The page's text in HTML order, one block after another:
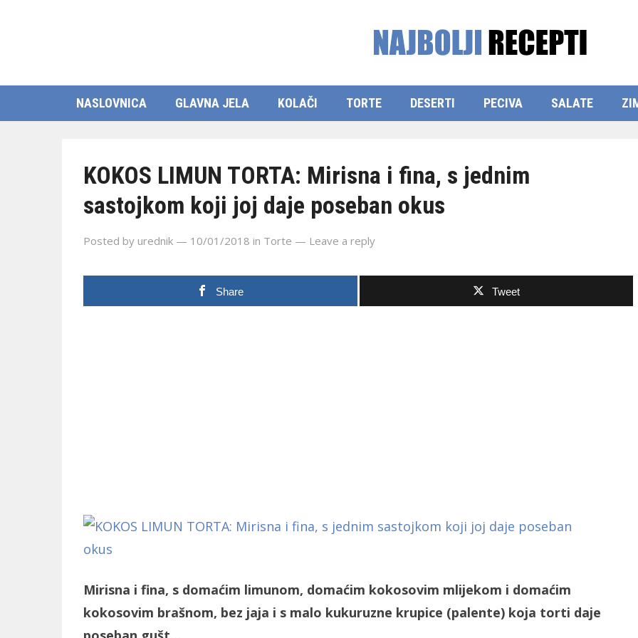
NASLOVNICA GLAVNA JELA KOLAČI TORTE DESERTI PECIVA SALATE
KOKOS LIMUN TORTA: Mirisna i fina, s jednim
sastojkom koji joj daje poseban okus
Posted by urednik — 10/01/2018 in Torte — Leave a reply
Share Tweet
Mirisna i fina, s domaćim limunom, domaćim kokosovim mlijekom i domaćim
kokosovim brašnom, bez jaja i s malo kukuruzne krupice (palente) koja torti daje